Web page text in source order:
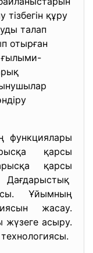
құру
талап
отырған
ғылыми-
функциялары
қарсы
қарсы
Ұйымның
жасау.
жүзеге асыру.